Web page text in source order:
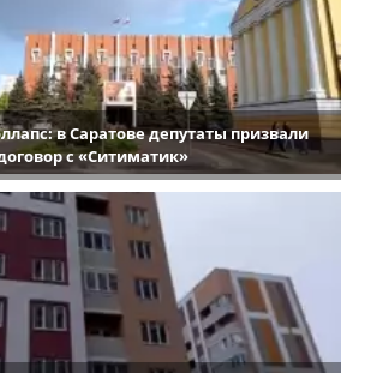
в Саратове депутаты призвали
с «Ситиматик»